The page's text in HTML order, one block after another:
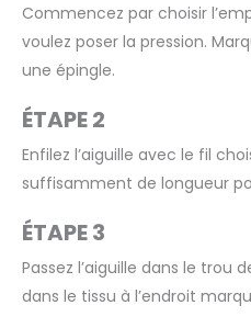
Commencez par choisir
voulez poser la pression.
une épingle.
ÉTAPE 2
Enfilez l’aiguille avec le fil
suffisamment de longueur
ÉTAPE 3
Passez l’aiguille dans le trou
dans le tissu à l’endroit